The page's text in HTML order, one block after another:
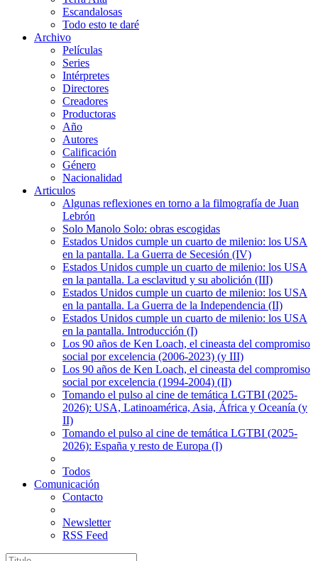
Escandalosas
Todo esto te daré
Archivo
Películas
Series
Intérpretes
Directores
Creadores
Productoras
Año
Autores
Calificación
Género
Nacionalidad
Articulos
Algunas reflexiones en torno a la filmografía de Juan
Lebrón
Solo Manolo Solo: obras escogidas
Estados Unidos cumple un cuarto de milenio: los USA
en la pantalla. La Guerra de Secesión (IV)
Estados Unidos cumple un cuarto de milenio: los USA
en la pantalla. La esclavitud y su abolición (III)
Estados Unidos cumple un cuarto de milenio: los USA
en la pantalla. La Guerra de la Independencia (II)
Estados Unidos cumple un cuarto de milenio: los USA
en la pantalla. Introducción (I)
Los 90 años de Ken Loach, el cineasta del compromiso
social por excelencia (2006-2023) (y III)
Los 90 años de Ken Loach, el cineasta del compromiso
social por excelencia (1994-2004) (II)
Tomando el pulso al cine de temática LGTBI (2025-
2026): USA, Latinoamérica, Asia, África y Oceanía (y
II)
Tomando el pulso al cine de temática LGTBI (2025-
2026): España y resto de Europa (I)
Todos
Comunicación
Contacto
Newsletter
RSS Feed